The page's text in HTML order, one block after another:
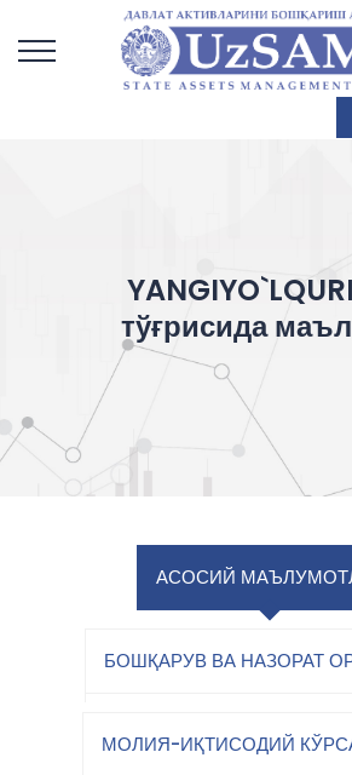
тўғрисида
АСОСИЙ
БОШҚАРУВ ВА НАЗОРАТ
МОЛИЯ-ИҚТИСОДИЙ